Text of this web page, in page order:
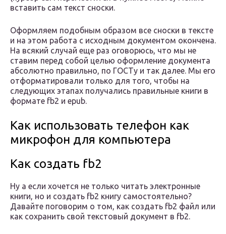
вставить сам текст сноски.
Оформляем подобным образом все сноски в тексте
и на этом работа с исходным документом окончена.
На всякий случай еще раз оговорюсь, что мы не
ставим перед собой целью оформление документа
абсолютно правильно, по ГОСТу и так далее. Мы его
отформатировали только для того, чтобы на
следующих этапах получались правильные книги в
формате fb2 и epub.
Как использовать телефон как
микрофон для компьютера
Как создать fb2
Ну а если хочется не только читать электронные
книги, но и создать fb2 книгу самостоятельно?
Давайте поговорим о том, как создать fb2 файл или
как сохранить свой текстовый документ в fb2.